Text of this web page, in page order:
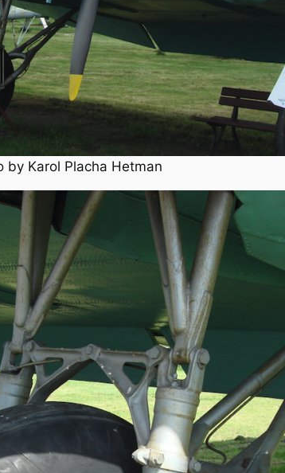
by Karol Placha Hetman